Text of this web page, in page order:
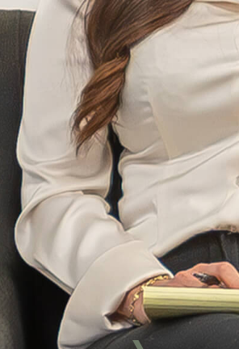
part aux processus de
notamment par la
des entrevues et le
des candidatures.
pour sa fiabilité, son
de l’organisation et son
Mme Pouliot
pleinement dans ses
et contribue activement
ainsi qu’à l’efficacité
offerts par le cabinet.
Prendre contact